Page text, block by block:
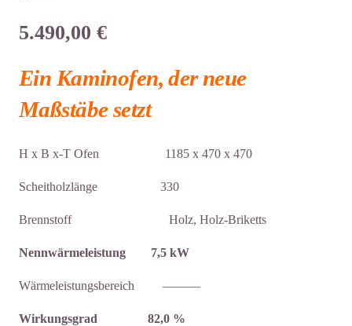
5.490,00 €
Ein Kaminofen, der neue
Maßstäbe setzt
H x B x-T Ofen 1185 x 470 x 470
Scheitholzlänge 330
Brennstoff Holz, Holz-Briketts
Nennwärmeleistung 7,5 kW
Wärmeleistungsbereich ———
Wirkungsgrad 82,0 %